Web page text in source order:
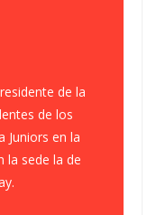
de la
de los
Juniors en la
la sede la de